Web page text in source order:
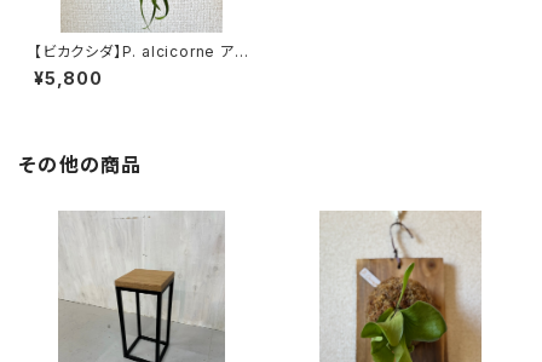
【ビカクシダ】P. alcicorne アル
シコルネ p_alci_1
¥5,800
その他の商品